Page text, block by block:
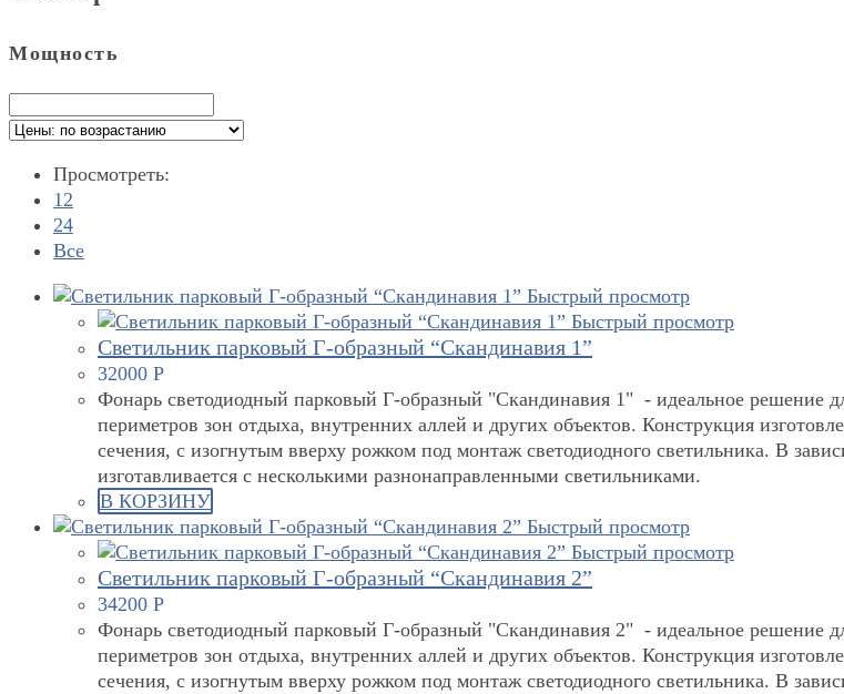
Мощность
Просмотреть:
12
24
Все
Быстрый просмотр
Быстрый просмотр
Светильник парковый Г-образный “Скандинавия 1”
32000 Р
Фонарь светодиодный парковый Г-образный "Скандинавия 1" - идеальное решение
периметров зон отдыха, внутренних аллей и других объектов. Конструкция
сечения, с изогнутым вверху рожком под монтаж светодиодного светильника. В
изготавливается с несколькими разнонаправленными светильниками.
В КОРЗИНУ
Быстрый просмотр
Быстрый просмотр
Светильник парковый Г-образный “Скандинавия 2”
34200 Р
Фонарь светодиодный парковый Г-образный "Скандинавия 2" - идеальное решение
периметров зон отдыха, внутренних аллей и других объектов. Конструкция
сечения, с изогнутым вверху рожком под монтаж светодиодного светильника. В